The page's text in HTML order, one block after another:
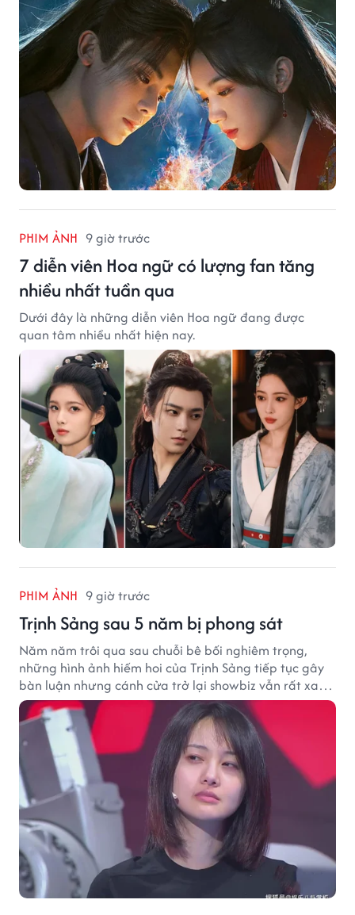
PHIM ẢNH 9 giờ trước
7 diễn viên Hoa ngữ có lượng fan tăng
nhiều nhất tuần qua
Dưới đây là những diễn viên Hoa ngữ đang được
quan tâm nhiều nhất hiện nay.
PHIM ẢNH 9 giờ trước
Trịnh Sảng sau 5 năm bị phong sát
Năm năm trôi qua sau chuỗi bê bối nghiêm trọng,
những hình ảnh hiếm hoi của Trịnh Sảng tiếp tục gây
bàn luận nhưng cánh cửa trở lại showbiz vẫn rất xa
vời.